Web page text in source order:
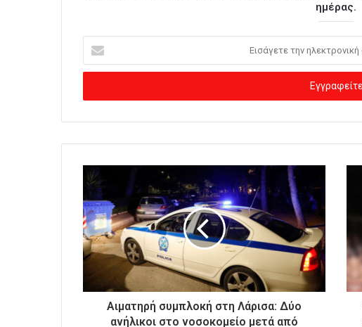
ημέρας.
σ
γ
ε
η
λ
ε
κ
ο
Αιματηρή συμπλοκή στη Λάρισα: Δύο
ανήλικοι στο νοσοκομείο μετά από